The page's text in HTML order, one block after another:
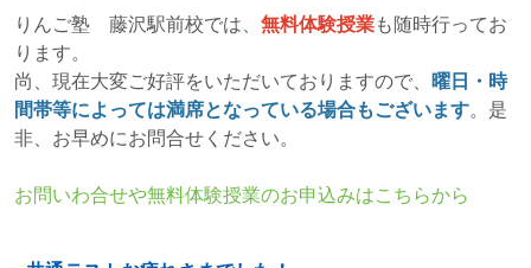
りんご塾 藤沢駅前校では、 無料体験授業も随時行ってお
ります。
尚、現在大変ご好評をいただいておりますので、
曜日・時
間帯等によっては満席となっている場合もございます。是
非、お早めにお問合せください。
お問いわ合せや無料体験授業のお申込みはこちらから